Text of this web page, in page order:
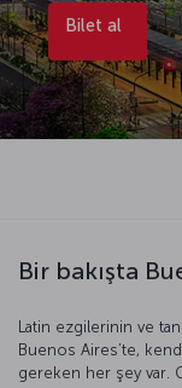
Bilet al
Bir bakışta
Latin ezgilerinin ve
Buenos Aires’te,
gereken her şey var.